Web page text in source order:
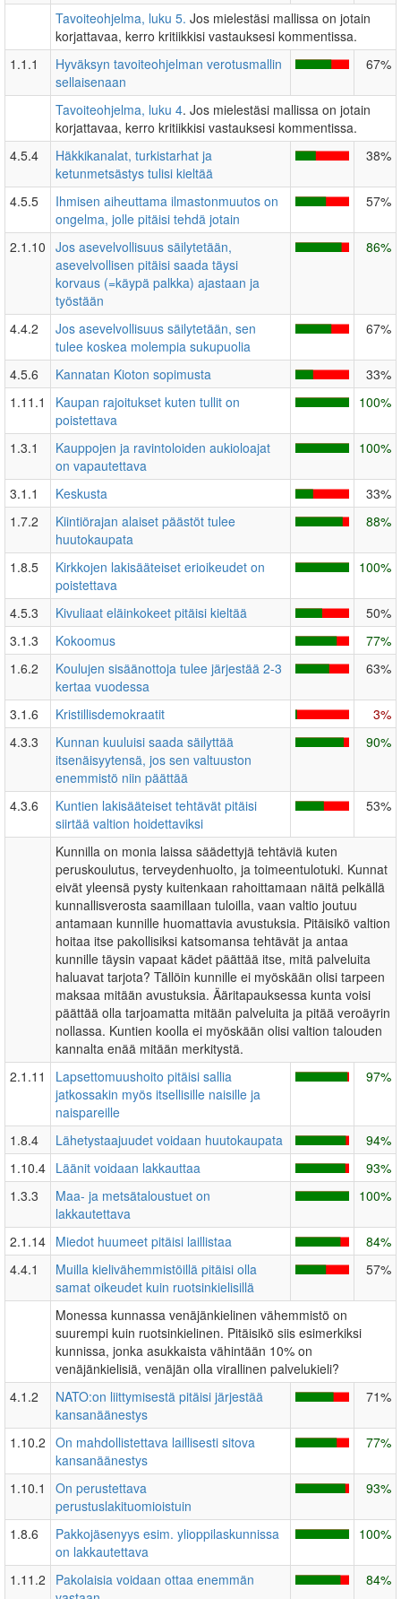
Tavoiteohjelma, luku 5. Jos mielestäsi mallissa on jotain
korjattavaa, kerro kritiikkisi vastauksesi kommentissa.
1.1.1
Hyväksyn tavoiteohjelman verotusmallin
sellaisenaan
67%
Tavoiteohjelma, luku 4. Jos mielestäsi mallissa on jotain
korjattavaa, kerro kritiikkisi vastauksesi kommentissa.
4.5.4
Häkkikanalat, turkistarhat ja
ketunmetsästys tulisi kieltää
38%
4.5.5
Ihmisen aiheuttama ilmastonmuutos on
ongelma, jolle pitäisi tehdä jotain
57%
2.1.10 Jos asevelvollisuus säilytetään,
asevelvollisen pitäisi saada täysi
korvaus (=käypä palkka) ajastaan ja
työstään
86%
4.4.2
Jos asevelvollisuus säilytetään, sen
tulee koskea molempia sukupuolia
67%
4.5.6 Kannatan Kioton sopimusta
33%
1.11.1
Kaupan rajoitukset kuten tullit on
poistettava
100%
1.3.1
Kauppojen ja ravintoloiden aukioloajat
on vapautettava
100%
3.1.1 Keskusta
33%
1.7.2
Kiintiörajan alaiset päästöt tulee
huutokaupata
88%
1.8.5
Kirkkojen lakisääteiset erioikeudet on
poistettava
100%
4.5.3 Kivuliaat eläinkokeet pitäisi kieltää
50%
3.1.3
Kokoomus
77%
1.6.2
Koulujen sisäänottoja tulee järjestää 2-3
kertaa vuodessa
63%
3.1.6 Kristillisdemokraatit
3%
4.3.3
Kunnan kuuluisi saada säilyttää
itsenäisyytensä, jos sen valtuuston
enemmistö niin päättää
90%
4.3.6
Kuntien lakisääteiset tehtävät pitäisi
siirtää valtion hoidettaviksi
53%
Kunnilla on monia laissa säädettyjä tehtäviä kuten
peruskoulutus, terveydenhuolto, ja toimeentulotuki. Kunnat
eivät yleensä pysty kuitenkaan rahoittamaan näitä pelkällä
kunnallisverosta saamillaan tuloilla, vaan valtio joutuu
antamaan kunnille huomattavia avustuksia. Pitäisikö valtion
hoitaa itse pakollisiksi katsomansa tehtävät ja antaa
kunnille täysin vapaat kädet päättää itse, mitä palveluita
haluavat tarjota? Tällöin kunnille ei myöskään olisi tarpeen
maksaa mitään avustuksia. Ääritapauksessa kunta voisi
päättää olla tarjoamatta mitään palveluita ja pitää veroäyrin
nollassa. Kuntien koolla ei myöskään olisi valtion talouden
kannalta enää mitään merkitystä.
2.1.11
Lapsettomuushoito pitäisi sallia
jatkossakin myös itsellisille naisille ja
naispareille
97%
1.8.4 Lähetystaajuudet voidaan huutokaupata
94%
1.10.4 Läänit voidaan lakkauttaa
93%
1.3.3
Maa- ja metsätaloustuet on
lakkautettava
100%
2.1.14 Miedot huumeet pitäisi laillistaa
84%
4.4.1
Muilla kielivähemmistöillä pitäisi olla
samat oikeudet kuin ruotsinkielisillä
57%
Monessa kunnassa venäjänkielinen vähemmistö on
suurempi kuin ruotsinkielinen. Pitäisikö siis esimerkiksi
kunnissa, jonka asukkaista vähintään 10% on
venäjänkielisiä, venäjän olla virallinen palvelukieli?
4.1.2
NATO:on liittymisestä pitäisi järjestää
kansanäänestys
71%
1.10.2 On mahdollistettava laillisesti sitova
kansanäänestys
77%
1.10.1
On perustettava
perustuslakituomioistuin
93%
1.8.6
Pakkojäsenyys esim. ylioppilaskunnissa
on lakkautettava
100%
1.11.2
Pakolaisia voidaan ottaa enemmän
84%